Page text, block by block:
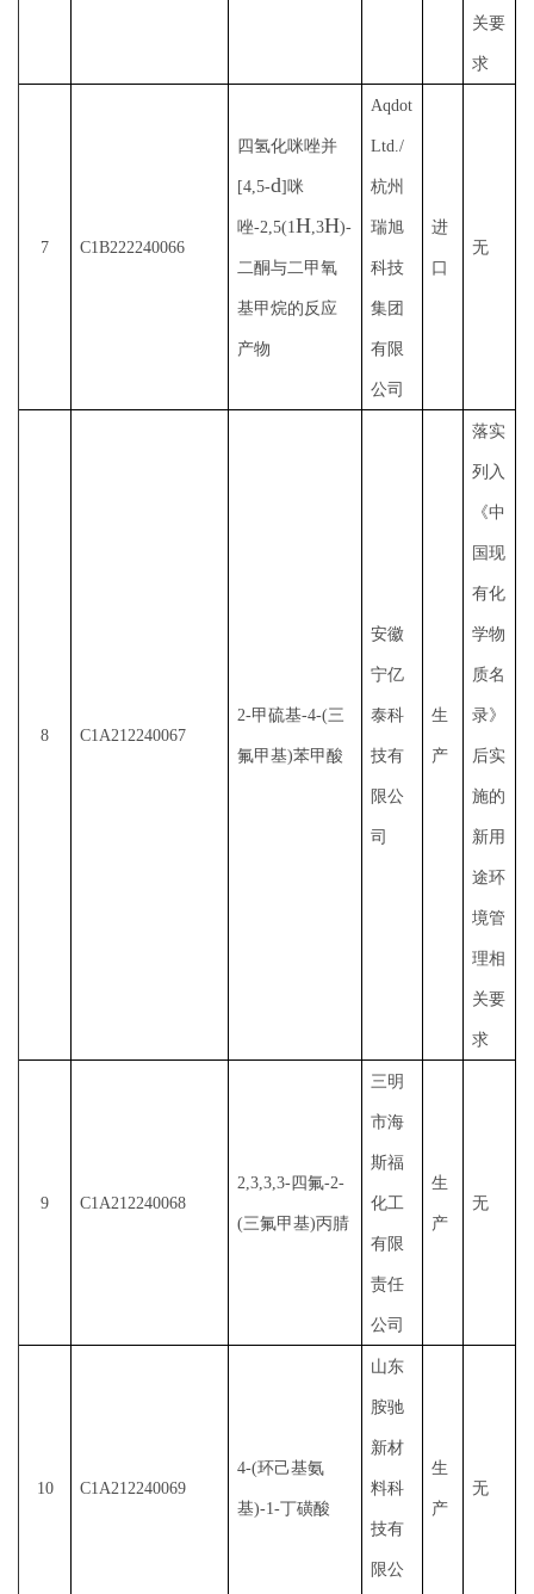
关要
求
7 C1B222240066
四氢化咪唑并
[4,5-d]咪
唑-2,5(1H,3H)-
二酮与二甲氧
基甲烷的反应
产物
Aqdot
Ltd./
杭州
瑞旭
科技
集团
有限
公司
进
口
无
8 C1A212240067
2-甲硫基-4-(三
氟甲基)苯甲酸
安徽
宁亿
泰科
技有
限公
司
生
产
落实
列入
《中
国现
有化
学物
质名
录》
后实
施的
新用
途环
境管
理相
关要
求
9 C1A212240068
2,3,3,3-四氟-2-
(三氟甲基)丙腈
三明
市海
斯福
化工
有限
责任
公司
生
产
无
10 C1A212240069
4-(环己基氨
基)-1-丁磺酸
山东
胺驰
新材
料科
技有
限公
生
产
无